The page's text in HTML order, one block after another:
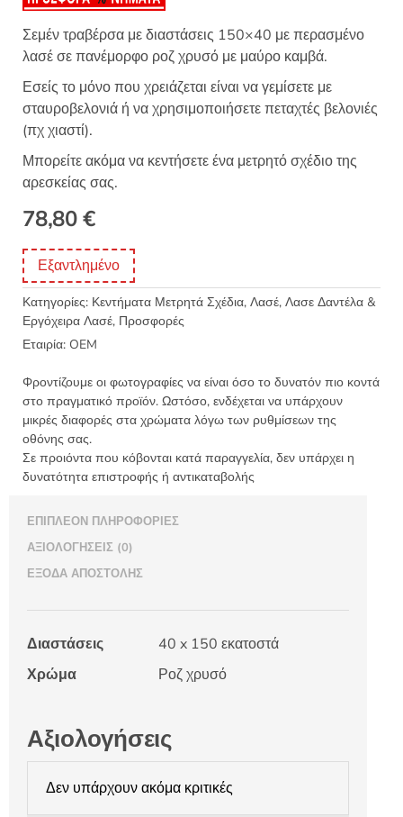
Σεμέν τραβέρσα με διαστάσεις 150×40 με περασμένο
λασέ σε πανέμορφο ροζ χρυσό με μαύρο καμβά.
Εσείς το μόνο που χρειάζεται είναι να γεμίσετε με
σταυροβελονιά ή να χρησιμοποιήσετε πεταχτές βελονιές
(πχ χιαστί).
Μπορείτε ακόμα να κεντήσετε ένα μετρητό σχέδιο της
αρεσκείας σας.
78,80€
Εξαντλημένο
Κατηγορίες: Κεντήματα Μετρητά Σχέδια, Λασέ, Λασε Δαντέλα &
Εργόχειρα Λασέ, Προσφορές
Εταιρία: OEM
Φροντίζουμε οι φωτογραφίες να είναι όσο το δυνατόν πιο κοντά
στο πραγματικό προϊόν. Ωστόσο, ενδέχεται να υπάρχουν
μικρές διαφορές στα χρώματα λόγω των ρυθμίσεων της
οθόνης σας.
Σε προιόντα που κόβονται κατά παραγγελία, δεν υπάρχει η
δυνατότητα επιστροφής ή αντικαταβολής
ΕΠΙΠΛΈΟΝ ΠΛΗΡΟΦΟΡΊΕΣ
ΑΞΙΟΛΟΓΉΣΕΙΣ (0)
ΈΞΟΔΑ ΑΠΟΣΤΟΛΉΣ
Διαστάσεις
40 x 150 εκατοστά
Χρώμα
Ροζ χρυσό
Αξιολογήσεις
Δεν υπάρχουν ακόμα κριτικές